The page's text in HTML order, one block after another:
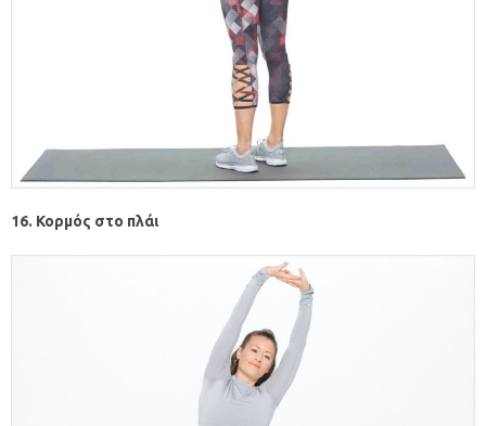
16. Κορμός στο πλάι